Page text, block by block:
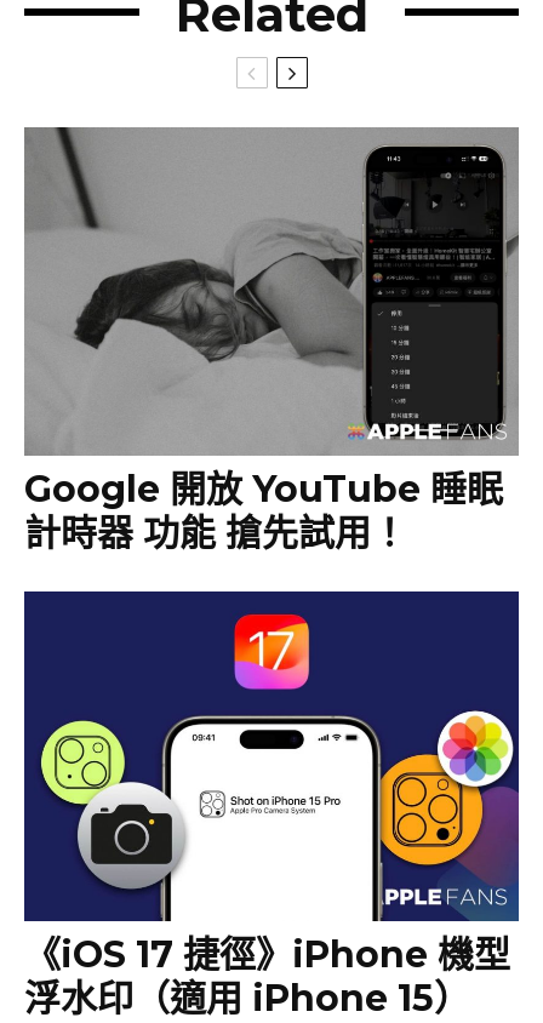
Related
Google 開放 YouTube 睡眠
計時器 功能 搶先試用！
《iOS 17 捷徑》iPhone 機型
浮水印（適用 iPhone 15）